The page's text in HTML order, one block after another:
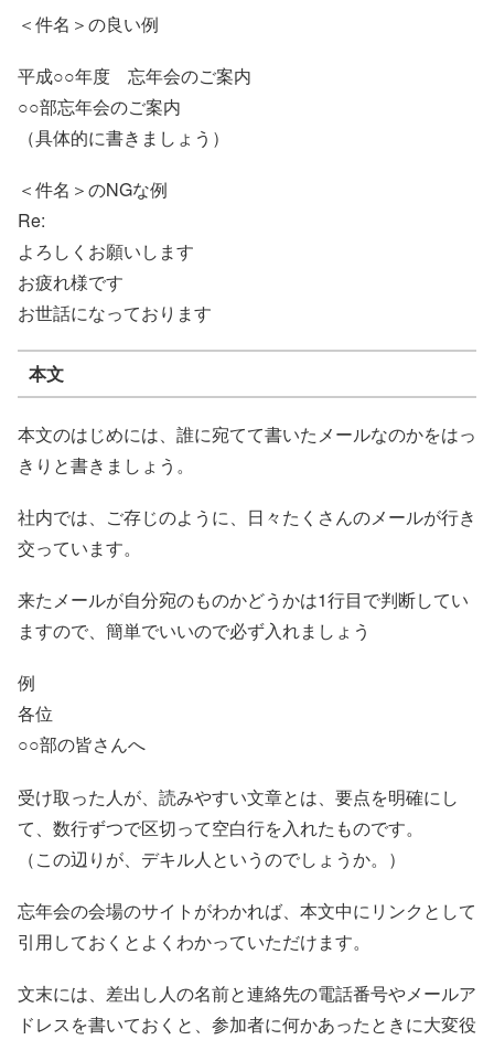
＜件名＞の良い例
平成○○年度 忘年会のご案内
○○部忘年会のご案内
（具体的に書きましょう）
＜件名＞のNGな例
Re:
よろしくお願いします
お疲れ様です
お世話になっております
本文
本文のはじめには、誰に宛てて書いたメールなのかをはっ
きりと書きましょう。
社内では、ご存じのように、日々たくさんのメールが行き
交っています。
来たメールが自分宛のものかどうかは1行目で判断してい
ますので、簡単でいいので必ず入れましょう
例
各位
○○部の皆さんへ
受け取った人が、読みやすい文章とは、要点を明確にし
て、数行ずつで区切って空白行を入れたものです。
（この辺りが、デキル人というのでしょうか。）
忘年会の会場のサイトがわかれば、本文中にリンクとして
引用しておくとよくわかっていただけます。
文末には、差出し人の名前と連絡先の電話番号やメールア
ドレスを書いておくと、参加者に何かあったときに大変役